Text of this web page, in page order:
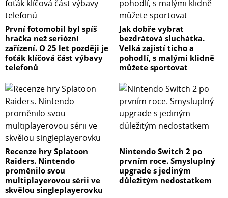
První fotomobil byl spíš
hračka než seriózní
zařízení. O 25 let později je
foťák klíčová část výbavy
telefonů
Jak dobře vybrat
bezdrátová sluchátka.
Velká zajistí ticho a
pohodlí, s malými klidně
můžete sportovat
Recenze hry Splatoon
Raiders. Nintendo
proměnilo svou
multiplayerovou sérii ve
skvělou singleplayerovku
Nintendo Switch 2 po
prvním roce. Smysluplný
upgrade s jediným
důležitým nedostatkem